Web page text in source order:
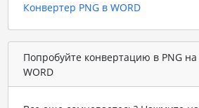
Конвертер PNG в WORD
Попробуйте конвертацию в PNG
WORD